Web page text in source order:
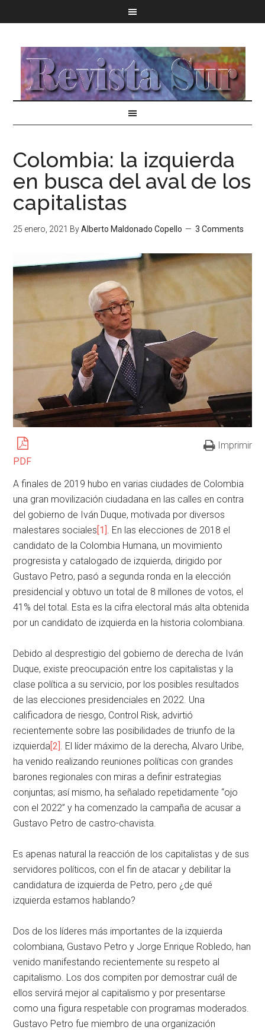
Colombia: la izquierda
en busca del aval de los
capitalistas
25 enero, 2021 ByAlberto Maldonado Copello 3 Comments
PDF
Imprimir
A finales de 2019 hubo en varias ciudades de Colombia
una gran movilización ciudadana en las calles en contra
del gobierno de Iván Duque, motivada por diversos
malestares sociales[1]. En las elecciones de 2018 el
candidato de la Colombia Humana, un movimiento
progresista y catalogado de izquierda, dirigido por
Gustavo Petro, pasó a segunda ronda en la elección
presidencial y obtuvo un total de 8 millones de votos, el
41% del total. Esta es la cifra electoral más alta obtenida
por un candidato de izquierda en la historia colombiana.
Debido al desprestigio del gobierno de derecha de Iván
Duque, existe preocupación entre los capitalistas y la
clase política a su servicio, por los posibles resultados
de las elecciones presidenciales en 2022. Una
calificadora de riesgo, Control Risk, advirtió
recientemente sobre las posibilidades de triunfo de la
izquierda[2]. El líder máximo de la derecha, Alvaro Uribe,
ha venido realizando reuniones políticas con grandes
barones regionales con miras a definir estrategias
conjuntas; así mismo, ha señalado repetidamente “ojo
con el 2022” y ha comenzado la campaña de acusar a
Gustavo Petro de castro-chavista.
Es apenas natural la reacción de los capitalistas y de sus
servidores políticos, con el fin de atacar y debilitar la
candidatura de izquierda de Petro, pero ¿de qué
izquierda estamos hablando?
Dos de los líderes más importantes de la izquierda
colombiana, Gustavo Petro y Jorge Enrique Robledo, han
venido manifestando recientemente su respeto al
capitalismo. Los dos compiten por demostrar cuál de
ellos servirá mejor al capitalismo y por presentarse
como una figura respetable con programas moderados.
Gustavo Petro fue miembro de una organización